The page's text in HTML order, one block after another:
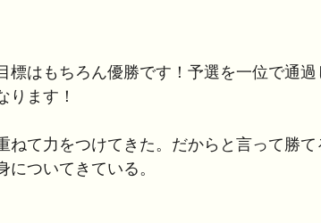
標はもちろん優勝です！予選を一位で通
ります！
ねて力をつけてきた。だからと言って勝
ついてきている。